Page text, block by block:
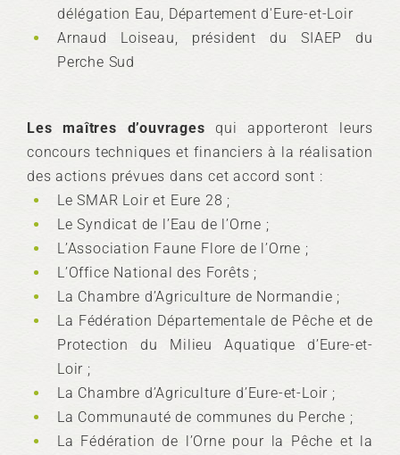
délégation Eau, Département d'Eure-et-Loir
Arnaud Loiseau, président du SIAEP du
Perche Sud
Les maîtres d’ouvrages qui apporteront leurs
concours techniques et financiers à la réalisation
des actions prévues dans cet accord sont :
Le SMAR Loir et Eure 28 ;
Le Syndicat de l’Eau de l’Orne ;
L’Association Faune Flore de l’Orne ;
L’Office National des Forêts ;
La Chambre d’Agriculture de Normandie ;
La Fédération Départementale de Pêche et de
Protection du Milieu Aquatique d’Eure-et-
Loir ;
La Chambre d’Agriculture d’Eure-et-Loir ;
La Communauté de communes du Perche ;
La Fédération de l’Orne pour la Pêche et la